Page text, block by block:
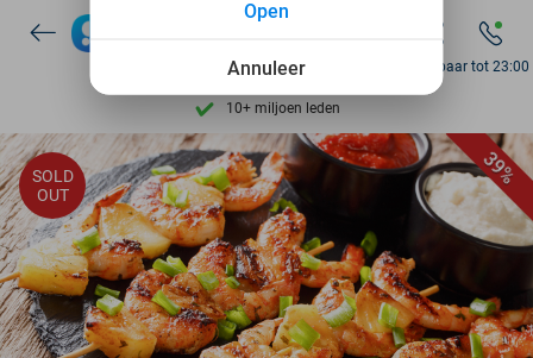
7 dagen per week beschikbaar
10+ miljoen leden
9,4 op basis van
Ontdek 15.000+ deals
7 dagen per week beschikbaar
10+ miljoen leden
Bereikbaar tot 23:00
39%
SOLD
OUT
Annuleer
Open